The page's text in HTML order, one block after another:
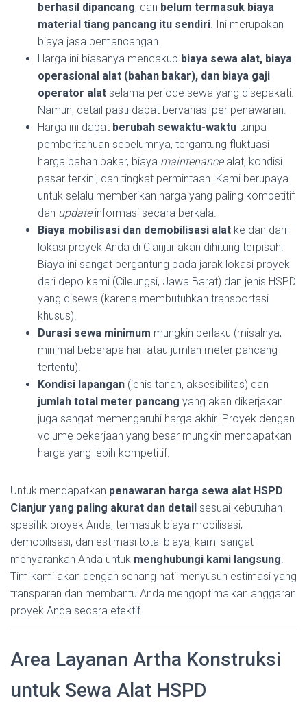
berhasil dipancang, dan belum termasuk biaya
material tiang pancang itu sendiri. Ini merupakan
biaya jasa pemancangan.
Harga ini biasanya mencakup biaya sewa alat, biaya
operasional alat (bahan bakar), dan biaya gaji
operator alat selama periode sewa yang disepakati.
Namun, detail pasti dapat bervariasi per penawaran.
Harga ini dapat berubah sewaktu-waktu tanpa
pemberitahuan sebelumnya, tergantung fluktuasi
harga bahan bakar, biaya maintenancealat, kondisi
pasar terkini, dan tingkat permintaan. Kami berupaya
untuk selalu memberikan harga yang paling kompetitif
dan updateinformasi secara berkala.
Biaya mobilisasi dan demobilisasi alat ke dan dari
lokasi proyek Anda di Cianjur akan dihitung terpisah.
Biaya ini sangat bergantung pada jarak lokasi proyek
dari depo kami (Cileungsi, Jawa Barat) dan jenis HSPD
yang disewa (karena membutuhkan transportasi
khusus).
Durasi sewa minimum mungkin berlaku (misalnya,
minimal beberapa hari atau jumlah meter pancang
tertentu).
Kondisi lapangan (jenis tanah, aksesibilitas) dan
jumlah total meter pancang yang akan dikerjakan
juga sangat memengaruhi harga akhir. Proyek dengan
volume pekerjaan yang besar mungkin mendapatkan
harga yang lebih kompetitif.
Untuk mendapatkan penawaran harga sewa alat HSPD
Cianjur yang paling akurat dan detail sesuai kebutuhan
spesifik proyek Anda, termasuk biaya mobilisasi,
demobilisasi, dan estimasi total biaya, kami sangat
menyarankan Anda untuk menghubungi kami langsung.
Tim kami akan dengan senang hati menyusun estimasi yang
transparan dan membantu Anda mengoptimalkan anggaran
proyek Anda secara efektif.
Area Layanan Artha Konstruksi
untuk Sewa Alat HSPD